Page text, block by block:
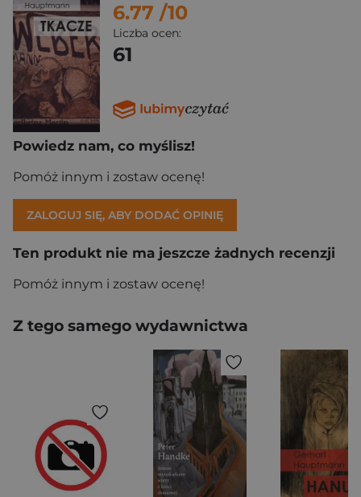
6.77 /10
Liczba ocen:
61
Powiedz nam, co myślisz!
Pomóż innym i zostaw ocenę!
ZALOGUJ SIĘ, ABY DODAĆ OPINIĘ
Ten produkt nie ma jeszcze żadnych recenzji
Pomóż innym i zostaw ocenę!
Z tego samego wydawnictwa